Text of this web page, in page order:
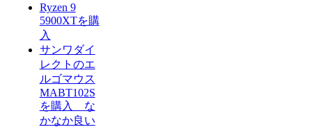
Ryzen 9
5900XTを購
入
サンワダイ
レクトのエ
ルゴマウス
MABT102S
を購入 な
かなか良い